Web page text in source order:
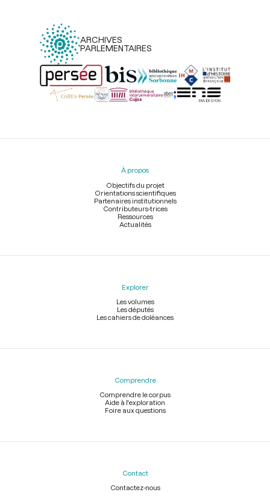
ARCHIVES
PARLEMENTAIRES
Menu
À propos
Objectifs du projet
Orientations scientifiques
Partenaires institutionnels
Contributeurs-trices
Ressources
Actualités
Explorer
Les volumes
Les députés
Les cahiers de doléances
Comprendre
Comprendre le corpus
Aide à l'exploration
Foire aux questions
Contact
Contactez-nous